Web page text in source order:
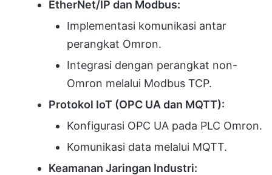
EtherNet/IP dan Modbus:
Implementasi komunikasi antar
perangkat Omron.
Integrasi dengan perangkat non-
Omron melalui Modbus TCP.
Protokol IoT (OPC UA dan MQTT):
Konfigurasi OPC UA pada PLC Omron.
Komunikasi data melalui MQTT.
Keamanan Jaringan Industri: